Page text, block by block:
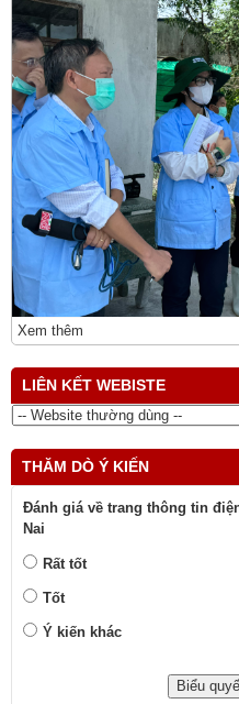
Xem thêm
LIÊN KẾT WEBISTE
THĂM DÒ Ý KIẾN
Đánh giá về trang thông tin
Nai
Rất tốt
Tốt
Ý kiến khác